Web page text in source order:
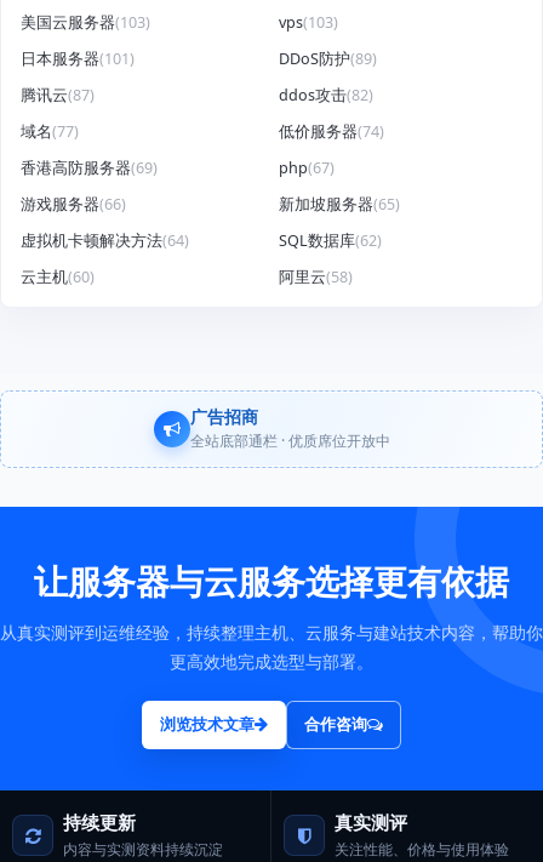
美国云服务器(103) vps(103)
日本服务器(101) DDoS防护(89)
腾讯云(87) ddos攻击(82)
域名(77) 低价服务器(74)
香港高防服务器(69) php(67)
游戏服务器(66) 新加坡服务器(65)
虚拟机卡顿解决方法(64) SQL数据库(62)
云主机(60) 阿里云(58)
广告招商
全站底部通栏 · 优质席位开放中
让服务器与云服务选择更有依据
从真实测评到运维经验，持续整理主机、云服务与建站技术内容，帮助你
更高效地完成选型与部署。
浏览技术文章 合作咨询
持续更新
内容与实测资料持续沉淀
真实测评
关注性能、价格与使用体验